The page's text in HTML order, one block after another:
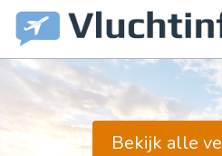
Bekijk alle